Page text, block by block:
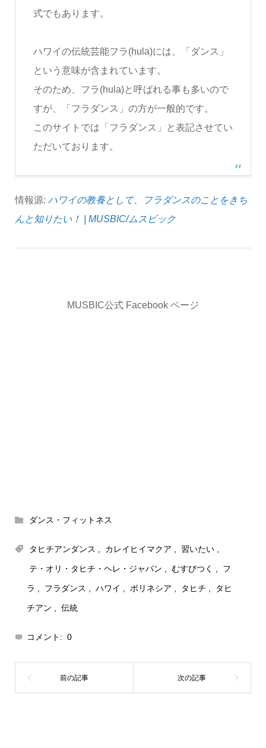
式でもあります。
ハワイの伝統芸能フラ(hula)には、「ダンス」
という意味が含まれています。
そのため、フラ(hula)と呼ばれる事も多いので
すが、「フラダンス」の方が一般的です。
このサイトでは「フラダンス」と表記させてい
ただいております。
情報源: ハワイの教養として、フラダンスのことをきち
んと知りたい！ | MUSBIC/ムスビック
MUSBIC公式 Facebook ページ
ダンス・フィットネス
タヒチアンダンス カレイヒイマクア 習いたい
テ・オリ・タヒチ・ヘレ・ジャパン むすびつく フ
ラ フラダンス ハワイ ポリネシア タヒチ タヒ
チアン 伝統
コメント: 0